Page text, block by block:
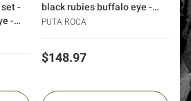
-
-
black rubies buffalo eye -
skull bracelet (1)
PUTA ROCA
Price
$148.97